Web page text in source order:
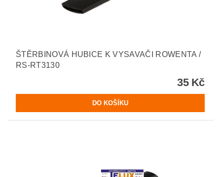
ŠTĚRBINOVÁ HUBICE K VYSAVAČI ROWENTA /
RS-RT3130
35 Kč